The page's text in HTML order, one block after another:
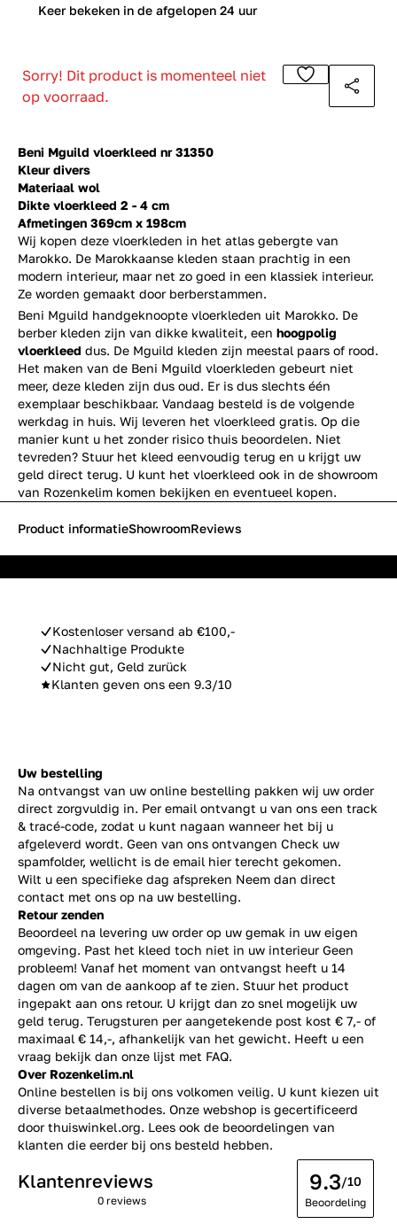
Beni Mguild vloerkleed nr 31350
Kleur divers
Materiaal wol
Dikte vloerkleed 2 - 4 cm
Afmetingen 369cm x 198cm
Wij kopen deze vloerkleden in het atlas gebergte van
Marokko. De Marokkaanse kleden staan prachtig in een
modern interieur, maar net zo goed in een klassiek interieur.
Ze worden gemaakt door berberstammen.
Keer bekeken in de afgelopen 24 uur
Sorry! Dit product is momenteel niet
op voorraad.
Beni Mguild handgeknoopte vloerkleden uit Marokko. De
berber kleden zijn van dikke kwaliteit, een hoogpolig
vloerkleed dus. De Mguild kleden zijn meestal paars of rood.
Het maken van de Beni Mguild vloerkleden gebeurt niet
meer, deze kleden zijn dus oud. Er is dus slechts één
exemplaar beschikbaar. Vandaag besteld is de volgende
werkdag in huis. Wij leveren het vloerkleed gratis. Op die
manier kunt u het zonder risico thuis beoordelen. Niet
tevreden? Stuur het kleed eenvoudig terug en u krijgt uw
geld direct terug. U kunt het vloerkleed ook in de showroom
van Rozenkelim komen bekijken en eventueel kopen.
Kostenloser versand ab €100,-
Nachhaltige Produkte
Nicht gut, Geld zurück
Klanten geven ons een 9.3/10
Product informatieShowroomReviews
Uw bestelling
Na ontvangst van uw online bestelling pakken wij uw order
direct zorgvuldig in. Per email ontvangt u van ons een track
& tracé-code, zodat u kunt nagaan wanneer het bij u
afgeleverd wordt. Geen van ons ontvangen Check uw
spamfolder, wellicht is de email hier terecht gekomen.
Wilt u een specifieke dag afspreken Neem dan direct
contact met ons op na uw bestelling.
Retour zenden
Beoordeel na levering uw order op uw gemak in uw eigen
omgeving. Past het kleed toch niet in uw interieur Geen
probleem! Vanaf het moment van ontvangst heeft u 14
dagen om van de aankoop af te zien. Stuur het product
ingepakt aan ons retour. U krijgt dan zo snel mogelijk uw
geld terug. Terugsturen per aangetekende post kost € 7,- of
maximaal € 14,-, afhankelijk van het gewicht. Heeft u een
vraag bekijk dan onze lijst met FAQ.
Over Rozenkelim.nl
Online bestellen is bij ons volkomen veilig. U kunt kiezen uit
diverse betaalmethodes. Onze webshop is gecertificeerd
door thuiswinkel.org. Lees ook de beoordelingen van
klanten die eerder bij ons besteld hebben.
Klantenreviews
0 reviews
9.3/10
Beoordeling